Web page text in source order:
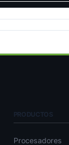
PRODUCTOS
Procesadores